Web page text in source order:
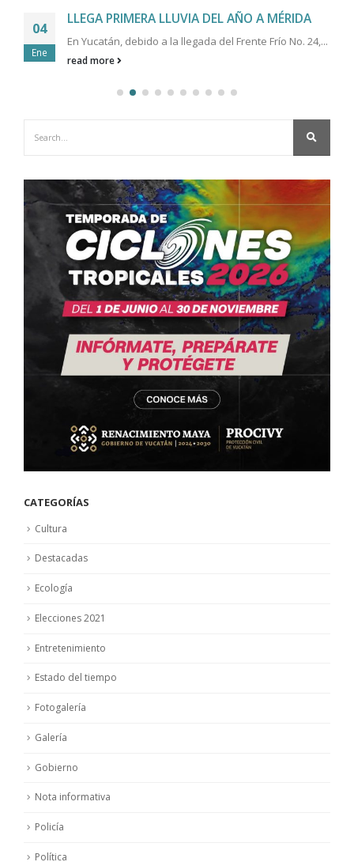
04
Ene
LLEGA PRIMERA LLUVIA DEL AÑO A MÉRIDA
En Yucatán, debido a la llegada del Frente Frío No. 24,...
read more
CATEGORÍAS
Cultura
Destacadas
Ecología
Elecciones 2021
Entretenimiento
Estado del tiempo
Fotogalería
Galería
Gobierno
Nota informativa
Policía
Política